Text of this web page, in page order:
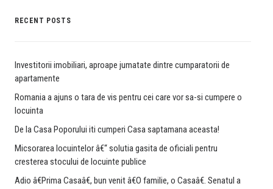
RECENT POSTS
Investitorii imobiliari, aproape jumatate dintre cumparatorii de
apartamente
Romania a ajuns o tara de vis pentru cei care vor sa-si cumpere o
locuinta
De la Casa Poporului iti cumperi Casa saptamana aceasta!
Micsorarea locuintelor â€“ solutia gasita de oficiali pentru
cresterea stocului de locuinte publice
Adio â€Prima Casaâ€, bun venit â€O familie, o Casaâ€. Senatul a